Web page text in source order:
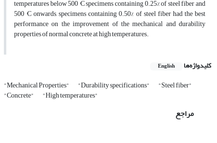
temperatures below 500 °C specimens containing 0.25% of steel fiber and
500 °C onwards, specimens containing 0.50% of steel fiber had the best
performance on the improvement of the mechanical and durability
properties of normal concrete at high temperatures.
کلیدواژه‌ها English
"Mechanical Properties" "Durability specifications" "Steel fiber"
"Concrete" "High temperatures"
مراجع